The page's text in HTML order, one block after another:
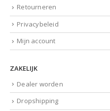
Retourneren
Privacybeleid
Mijn account
ZAKELIJK
Dealer worden
Dropshipping